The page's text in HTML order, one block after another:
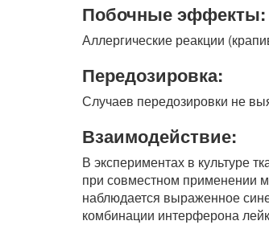
Побочные эффекты:
Аллергические реакции
Передозировка:
Случаев передозировки не
Взаимодействие:
В экспериментах в культуре
при совместном применении
наблюдается выраженное
комбинации интерферона